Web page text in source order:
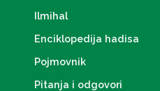
Ilmihal
Enciklopedija hadisa
Pojmovnik
Pitanja i odgovori